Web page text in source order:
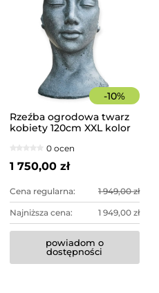
-10%
Rzeźba ogrodowa twarz
kobiety 120cm XXL kolor
- imponująca dekoracja
ogrodowa
0 ocen
1 750,00 zł
Cena regularna: 1 949,00 zł
Najniższa cena: 1 949,00 zł
powiadom o
dostępności